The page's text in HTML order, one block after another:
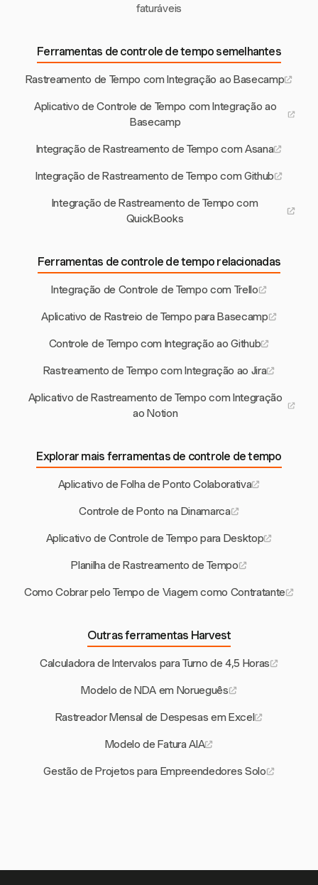
faturáveis
Ferramentas de controle de tempo semelhantes
Rastreamento de Tempo com Integração ao Basecamp
Aplicativo de Controle de Tempo com Integração ao
Basecamp
Integração de Rastreamento de Tempo com Asana
Integração de Rastreamento de Tempo com Github
Integração de Rastreamento de Tempo com
QuickBooks
Ferramentas de controle de tempo relacionadas
Integração de Controle de Tempo com Trello
Aplicativo de Rastreio de Tempo para Basecamp
Controle de Tempo com Integração ao Github
Rastreamento de Tempo com Integração ao Jira
Aplicativo de Rastreamento de Tempo com Integração
ao Notion
Explorar mais ferramentas de controle de tempo
Aplicativo de Folha de Ponto Colaborativa
Controle de Ponto na Dinamarca
Aplicativo de Controle de Tempo para Desktop
Planilha de Rastreamento de Tempo
Como Cobrar pelo Tempo de Viagem como Contratante
Outras ferramentas Harvest
Calculadora de Intervalos para Turno de 4,5 Horas
Modelo de NDA em Norueguês
Rastreador Mensal de Despesas em Excel
Modelo de Fatura AIA
Gestão de Projetos para Empreendedores Solo